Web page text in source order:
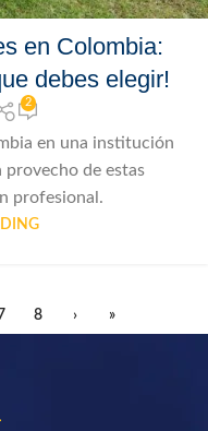
en Colombia:
debes elegir!
2
en una institución
provecho de estas
profesional.
8 › »